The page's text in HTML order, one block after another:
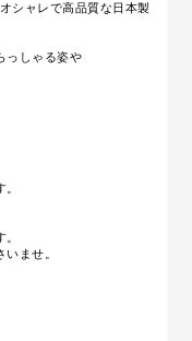
シャレで高品質な日本製
っしゃる姿や
ませ。